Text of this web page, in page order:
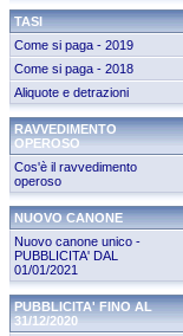
TASI
Come si paga - 2019
Come si paga - 2018
Aliquote e detrazioni
RAVVEDIMENTO
OPEROSO
Cos'è il ravvedimento
operoso
NUOVO CANONE
Nuovo canone unico -
PUBBLICITA' DAL
01/01/2021
PUBBLICITA' FINO AL
31/12/2020